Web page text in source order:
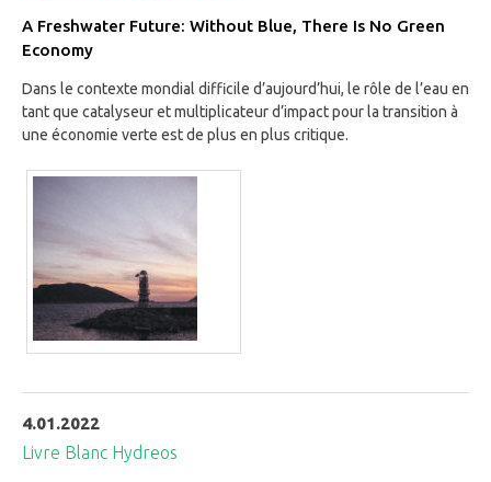
A Freshwater Future: Without Blue, There Is No Green
Economy
Dans le contexte mondial difficile d’aujourd’hui, le rôle de l’eau en
tant que catalyseur et multiplicateur d’impact pour la transition à
une économie verte est de plus en plus critique.
4.01.2022
Livre Blanc Hydreos